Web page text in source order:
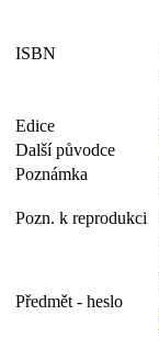
ISBN
Edice
Další původce
Poznámka
Pozn. k reprodukci
Předmět - heslo